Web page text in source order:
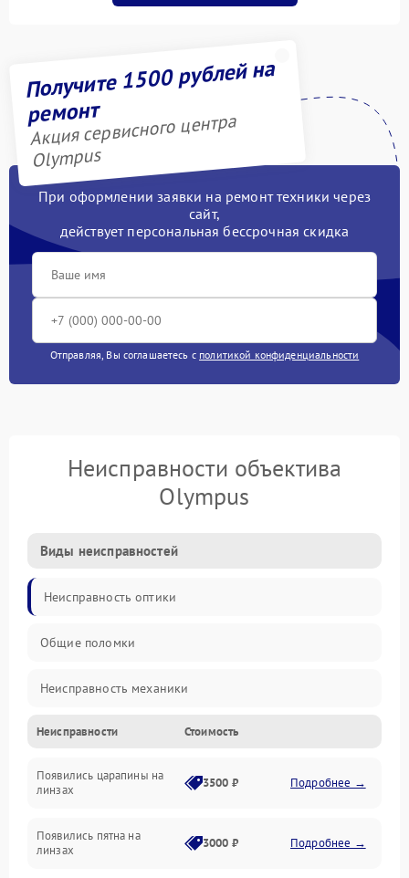
Получите 1500 рублей на
ремонт
Акция сервисного центра
Olympus
При оформлении заявки на ремонт техники через
сайт,
действует персональная бессрочная скидка
Отправляя, Вы соглашаетесь с политикой конфиденциальности
Неисправности объектива
Olympus
Виды неисправностей
Неисправность оптики
Общие поломки
Неисправность механики
Неисправность электроники (если объектив с мотором/
Прочие неисправности
Неисправности Стоимость
Появились царапины на
линзах
3500 ₽ Подробнее →
Появились пятна на
линзах
3000 ₽ Подробнее →